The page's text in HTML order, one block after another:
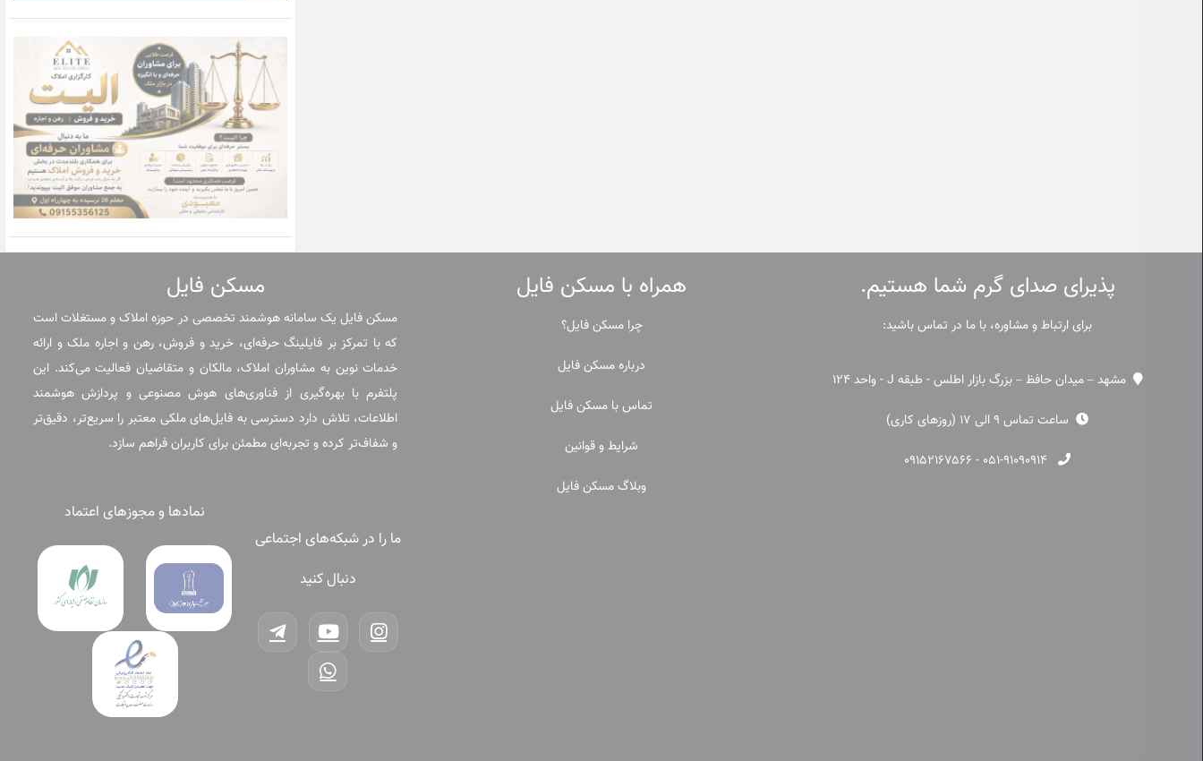
پذیرای صدای گرم شما هستیم.
برای ارتباط و مشاوره، با ما در تماس باشید:
مشهد – میدان حافظ – بزرگ بازار اطلس - طبقه J - واحد 124
ساعت تماس 9 الی 17 (روزهای کاری)
۰۵۱-۹۱۰۹۰۹۱۴ - ۰۹۱۵۲۱۶۷۵۶۶
همراه با مسکن فایل
چرا مسکن فایل؟
درباره مسکن فایل
تماس با مسکن فایل
شرایط و قوانین
وبلاگ مسکن فایل
مسکن فایل
مسکن فایل یک سامانه هوشمند تخصصی در حوزه املاک و مستغلات است
که با تمرکز بر فایلینگ حرفه‌ای، خرید و فروش، رهن و اجاره ملک و ارائه
خدمات نوین به مشاوران املاک، مالکان و متقاضیان فعالیت می‌کند. این
پلتفرم با بهره‌گیری از فناوری‌های هوش مصنوعی و پردازش هوشمند
اطلاعات، تلاش دارد دسترسی به فایل‌های ملکی معتبر را سریع‌تر، دقیق‌تر
و شفاف‌تر کرده و تجربه‌ای مطمئن برای کاربران فراهم سازد.
ما را در شبکه‌های اجتماعی
دنبال کنید
نمادها و مجوزهای اعتماد